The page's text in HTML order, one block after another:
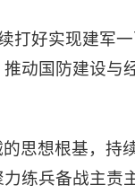
打好实现建军
动国防建设
思想根基，
练兵备战主